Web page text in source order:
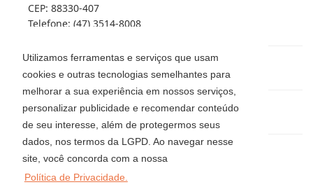
Utilizamos ferramentas e serviços que usam
cookies e outras tecnologias semelhantes para
melhorar a sua experiência em nossos serviços,
personalizar publicidade e recomendar conteúdo
de seu interesse, além de protegermos seus
dados, nos termos da LGPD. Ao navegar nesse
site, você concorda com a nossa
Política de Privacidade.
CEP: 88330-407
Telefone: (47) 3514-8008
(47) 3344-5942 / 3360-0018 / 99915-0583
locacaoluciaimoveis@gmail.com